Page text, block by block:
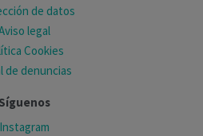
de datos
legal
Cookies
de denuncias
Síguenos
Instagram